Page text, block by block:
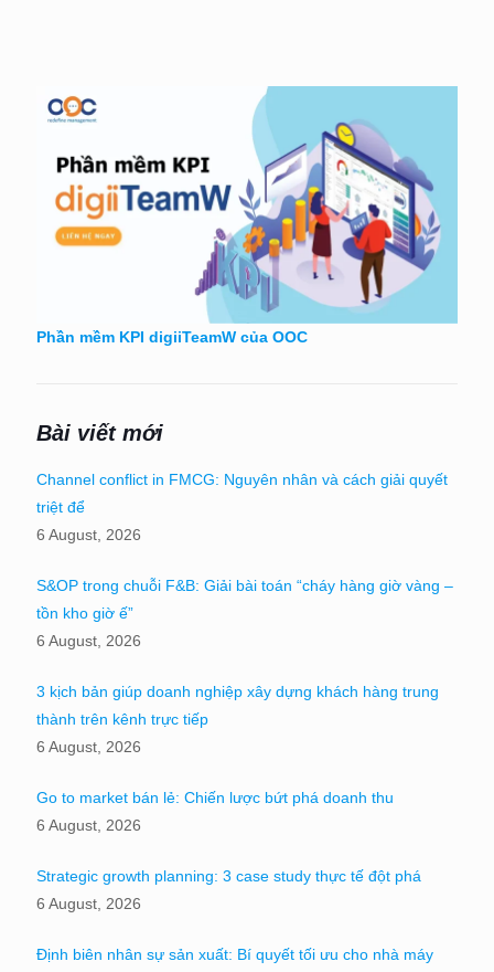
Phần mềm KPI digiiTeamW của OOC
Bài viết mới
Channel conflict in FMCG: Nguyên nhân và cách giải quyết
triệt để
6 August, 2026
S&OP trong chuỗi F&B: Giải bài toán “cháy hàng giờ vàng –
tồn kho giờ ế”
6 August, 2026
3 kịch bản giúp doanh nghiệp xây dựng khách hàng trung
thành trên kênh trực tiếp
6 August, 2026
Go to market bán lẻ: Chiến lược bứt phá doanh thu
6 August, 2026
Strategic growth planning: 3 case study thực tế đột phá
6 August, 2026
Định biên nhân sự sản xuất: Bí quyết tối ưu cho nhà máy